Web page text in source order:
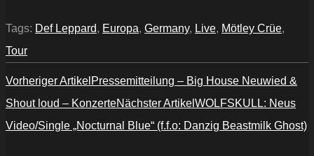
Tags: Def Leppard, Europa, Germany, Live, Mötley Crüe,
Tour
Vorheriger Artikel Pressemitteilung – Big House Neuwied &
Shout loud – KonzerteNächster Artikel WOLFSKULL: Neus
Video/Single „Nocturnal Blue“ (f.f.o: Danzig Beastmilk Ghost)